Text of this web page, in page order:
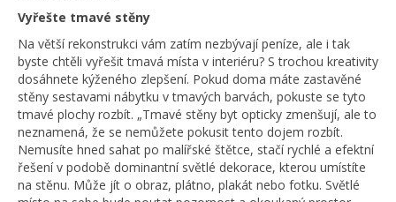
Vyřešte tmavé stěny
Na větší rekonstrukci vám zatím nezbývají peníze, ale i tak
byste chtěli vyřešit tmavá místa v interiéru? S trochou kreativity
dosáhnete kýženého zlepšení. Pokud doma máte zastavěné
stěny sestavami nábytku v tmavých barvách, pokuste se tyto
tmavé plochy rozbít. „Tmavé stěny byt opticky zmenšují, ale to
neznamená, že se nemůžete pokusit tento dojem rozbít.
Nemusíte hned sahat po malířské štětce, stačí rychlé a efektní
řešení v podobě dominantní světlé dekorace, kterou umístíte
na stěnu. Může jít o obraz, plátno, plakát nebo fotku. Světlé